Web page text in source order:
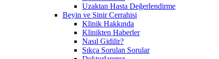
Uzaktan Hasta Değerlendirme
Beyin ve Sinir Cerrahisi
Klinik Hakkında
Klinikten Haberler
Nasıl Gidilir?
Sıkça Sorulan Sorular